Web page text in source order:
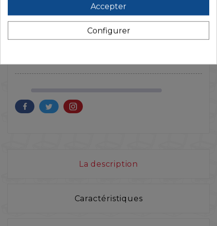
 AJOUTER AU PANIER
La description
Caractéristiques
Accepter
Configurer